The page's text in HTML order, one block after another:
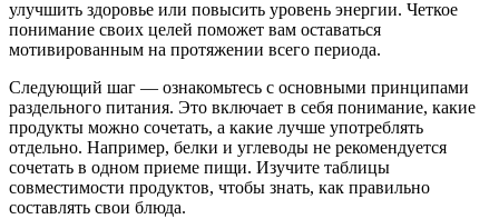
улучшить здоровье или повысить уровень энергии. Четкое
понимание своих целей поможет вам оставаться
мотивированным на протяжении всего периода.
Следующий шаг — ознакомьтесь с основными принципами
раздельного питания. Это включает в себя понимание, какие
продукты можно сочетать, а какие лучше употреблять
отдельно. Например, белки и углеводы не рекомендуется
сочетать в одном приеме пищи. Изучите таблицы
совместимости продуктов, чтобы знать, как правильно
составлять свои блюда.